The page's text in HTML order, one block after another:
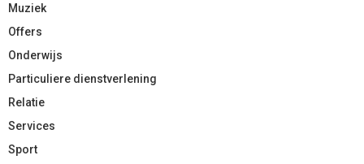
Muziek
Offers
Onderwijs
Particuliere dienstverlening
Relatie
Services
Sport